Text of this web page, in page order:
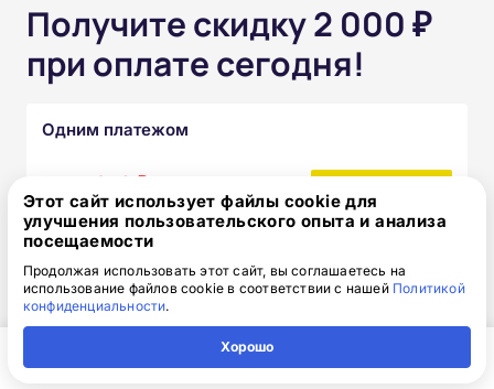
Получите скидку 2 000 ₽
при оплате сегодня!
Одним платежом
от 15 850 ₽
от 1 320₽/месяц
Этот сайт использует файлы cookie для
улучшения пользовательского опыта и анализа
посещаемости
Продолжая использовать этот сайт, вы соглашаетесь на
использование файлов cookie в соответствии с нашей Политикой
конфиденциальности.
Хорошо